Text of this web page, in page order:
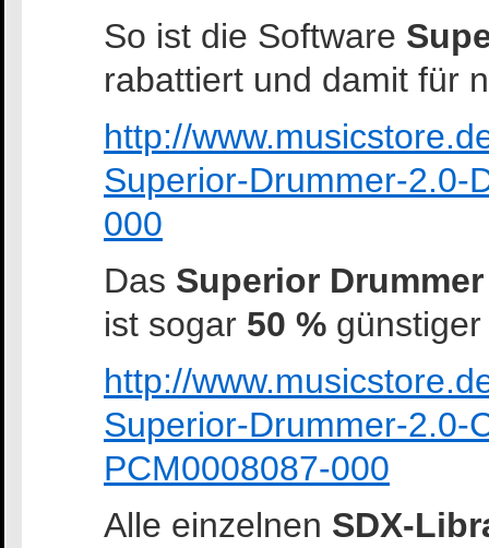
So ist die Software
rabattiert und damit für
http://
Superior-Drummer-2.0-
000
Das Superior
ist sogar 50 %
http://
Superior-Drummer-2.0-
PCM0008087-000
Alle einzelnen SDX-